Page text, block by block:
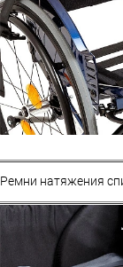
Ремни натяжения